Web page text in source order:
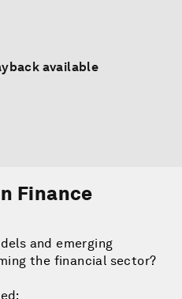
available
Finance
and emerging
the financial sector?